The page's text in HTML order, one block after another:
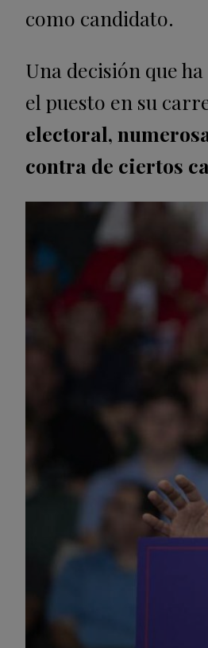
como candidato.
Una decisión que
el puesto en su
electoral,
contra de ciertos